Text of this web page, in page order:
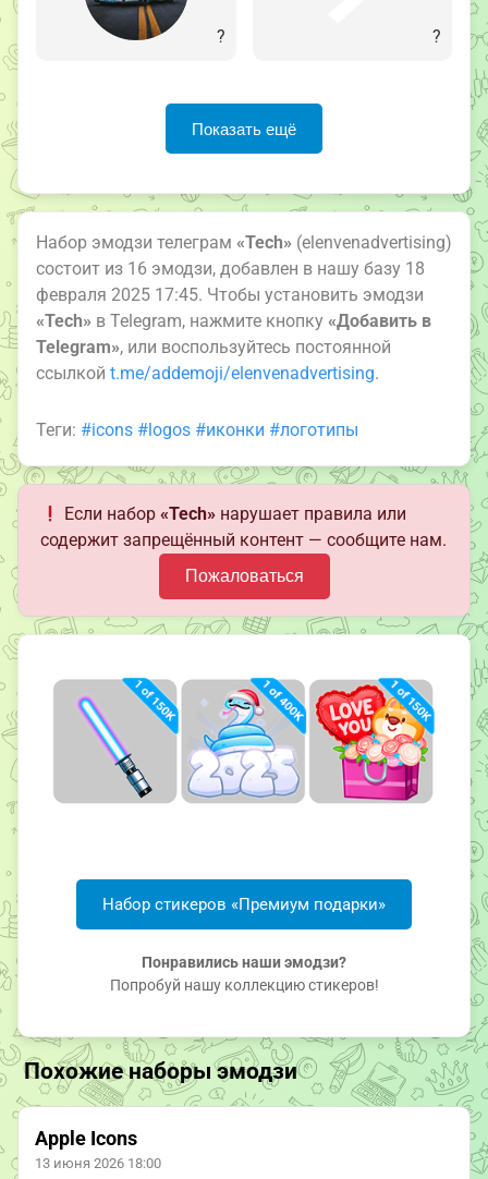
? ?
Показать ещё
Набор эмодзи телеграм «Tech» (elenvenadvertising)
состоит из 16 эмодзи, добавлен в нашу базу 18
февраля 2025 17:45. Чтобы установить эмодзи
«Tech» в Telegram, нажмите кнопку «Добавить в
Telegram», или воспользуйтесь постоянной
ссылкой t.me/addemoji/elenvenadvertising.
Теги: #icons #logos #иконки #логотипы
Если набор«Tech» нарушает правила или
содержит запрещённый контент — сообщите нам.
Пожаловаться
Набор стикеров «Премиум подарки»
Понравились наши эмодзи?
Попробуй нашу коллекцию стикеров!
Похожие наборы эмодзи
Apple Icons
13 июня 2026 18:00